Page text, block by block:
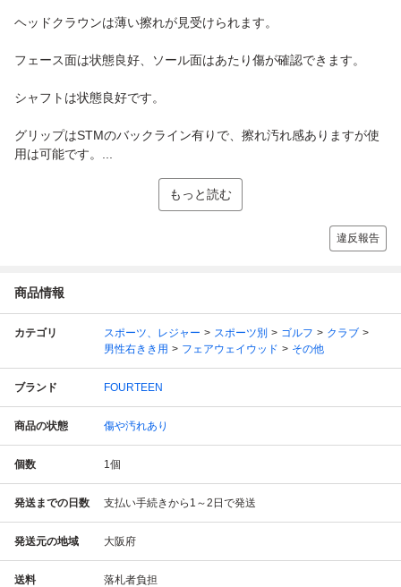
ヘッドクラウンは薄い擦れが見受けられます。
フェース面は状態良好、ソール面はあたり傷が確認できます。
シャフトは状態良好です。
グリップはSTMのバックライン有りで、擦れ汚れ感ありますが使
用は可能です。...
もっと読む
違反報告
商品情報
カテゴリ スポーツ、レジャー スポーツ別 ゴルフ
クラブ
男性右きき用
フェアウェイウッド その他
ブランド FOURTEEN
商品の状態 傷や汚れあり
個数 1個
発送までの日数 支払い手続きから1～2日で発送
発送元の地域 大阪府
送料
落札者負担